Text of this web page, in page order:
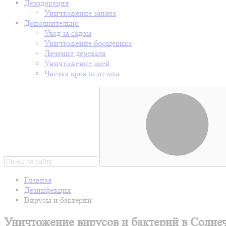
Дезодорация
Уничтожение запаха
Дополнительно
Уход за садом
Уничтожение борщевика
Лечение деревьев
Уничтожение змей
Чистка кровли от мха
Главная
Дезинфекция
Вирусы и бактерии
Уничтожение вирусов и бактерий в